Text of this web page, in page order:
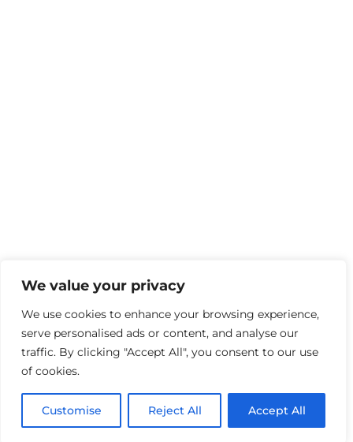
We value your privacy
We use cookies to enhance your browsing experience,
serve personalised ads or content, and analyse our
traffic. By clicking "Accept All", you consent to our use
of cookies.
Customise Reject All Accept All